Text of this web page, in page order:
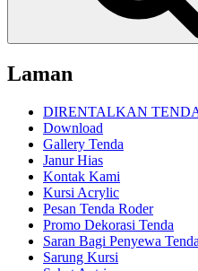
Laman
DIRENTALKAN
Download
Gallery Tenda
Janur Hias
Kontak Kami
Kursi Acrylic
Pesan Tenda Roder
Promo Dekorasi Tenda
Saran Bagi Penyewa Tenda
Sarung Kursi